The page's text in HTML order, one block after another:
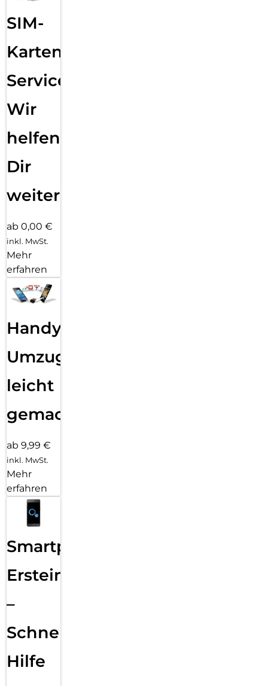
SIM-
Karten
Service:
Wir
helfen
Dir
weiter
ab 0,00 €
inkl. MwSt.
Mehr
erfahren
Handy
Umzug
leicht
gemacht!
ab 9,99 €
inkl. MwSt.
Mehr
erfahren
Smartphone
Ersteinrichtung
–
Schnelle
Hilfe